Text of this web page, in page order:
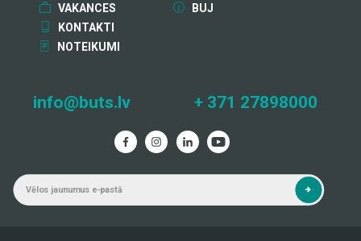
VAKANCES
BUJ
KONTAKTI
NOTEIKUMI
info@buts.lv + 371 27898000